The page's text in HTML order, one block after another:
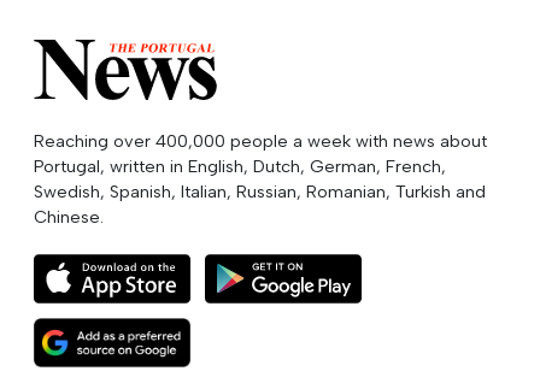
Reaching over 400,000 people a week with news about
Portugal, written in English, Dutch, German, French,
Swedish, Spanish, Italian, Russian, Romanian, Turkish and
Chinese.